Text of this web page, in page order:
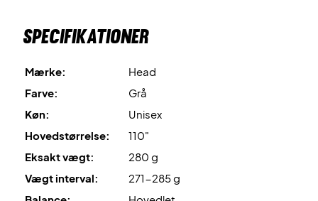
Specifikationer
Mærke:
Head
Farve:
Grå
Køn:
Unisex
Hovedstørrelse:
110"
Eksakt vægt:
280 g
Vægt interval:
271-285 g